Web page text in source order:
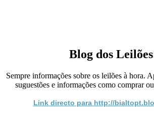
Blog dos
Sempre informações sobre os leilões à hora.
suguestões e informações como comprar
Link directo para http://